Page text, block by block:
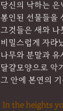
당신의 낙하는 은
봉인된 선물들을
그것들은 새와 나
비밀스럽게 자라
나무와 분말과 유
달걀모양으로 악
그 안에 본연의
In the heights